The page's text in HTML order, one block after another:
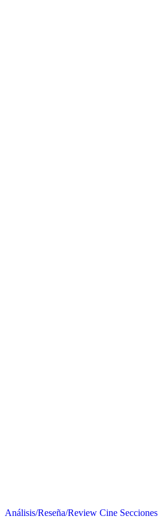
Análisis/Reseña/Review Cine Secciones